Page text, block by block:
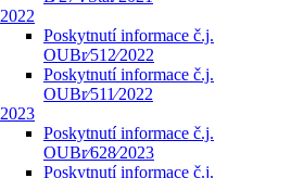
2022
Poskytnutí informace č.j.
OUBr⁄512⁄2022
Poskytnutí informace č.j.
OUBr⁄511⁄2022
2023
Poskytnutí informace č.j.
OUBr⁄628⁄2023
Poskytnutí informace č.j.